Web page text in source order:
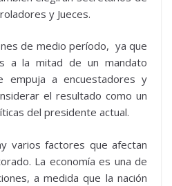
y Jueces.
de medio período, ya que
a la mitad de un mandato
empuja a encuestadores y
el resultado como un
del presidente actual.
varios factores que afectan
La economía es una de
a medida que la nación